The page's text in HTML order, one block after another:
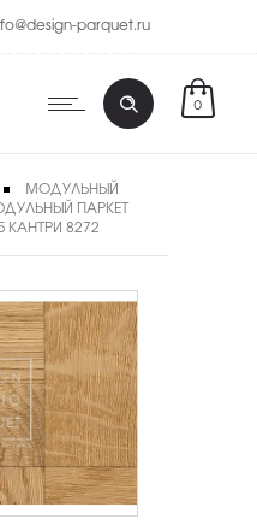
parquet.ru
0
МОДУЛЬНЫЙ
ПАРКЕТ
КАНТРИ 8272